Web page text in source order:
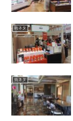
街ネタ
街ネタ